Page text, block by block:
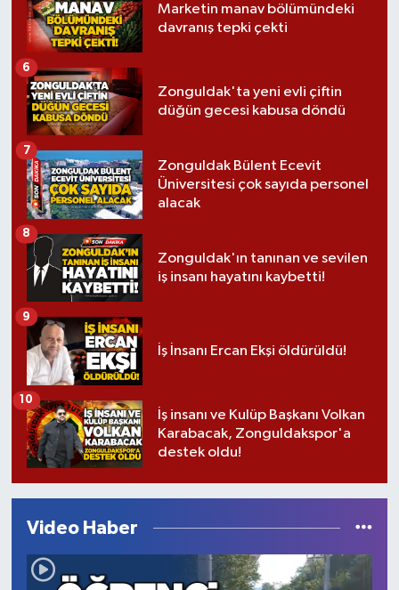
Marketin manav bölümündeki
davranış tepki çekti
Zonguldak'ta yeni evli çiftin
düğün gecesi kabusa döndü
6
Zonguldak Bülent Ecevit
Üniversitesi çok sayıda personel
alacak
7
Zonguldak'ın tanınan ve sevilen
iş insanı hayatını kaybetti!
8
İş İnsanı Ercan Ekşi öldürüldü!
9
İş insanı ve Kulüp Başkanı Volkan
Karabacak, Zonguldakspor'a
destek oldu!
10
Video Haber